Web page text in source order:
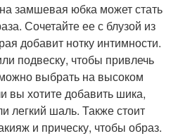
замшевая юбка может стать
Сочетайте ее с блузой из
добавит нотку интимности.
подвеску, чтобы привлечь
выбрать на высоком
вы хотите добавить шика,
легкий шаль. Также стоит
и прическу, чтобы образ.